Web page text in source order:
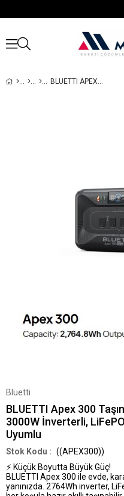
BLUETTI APEX 300 TAŞINABILIR GÜÇ İSTASYONU – 3000W İNVERTERLI, LIFEPO₄ BATARYALI, GÜNEŞ ENERJISI UYUMLU
Bluetti
BLUETTI Apex 300
3000W İnverterli,
Uyumlu
((APEX300))
⚡ Küçük Boyutta Büyük Güç!
BLUETTI Apex 300 ile evde,
yanınızda. 2764Wh inverter,